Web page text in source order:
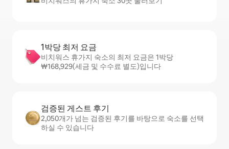
1박당 최저 요금
비치워스 휴가지 숙소의 최저 요금은 1박당
₩168,929(세금 및 수수료 별도)입니다
검증된 게스트 후기
2,050개가 넘는 검증된 후기를 바탕으로 숙소를 선택
하실 수 있습니다